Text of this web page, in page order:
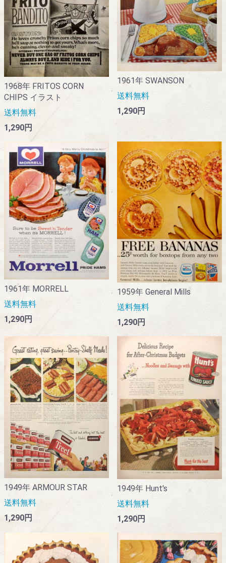
1968年 FRITOS CORN
CHIPS イラスト
送料無料
1,290円
1961年 SWANSON
送料無料
1,290円
1961年 MORRELL
送料無料
1,290円
1959年 General Mills
送料無料
1,290円
1949年 ARMOUR STAR
送料無料
1,290円
1949年 Hunt's
送料無料
1,290円